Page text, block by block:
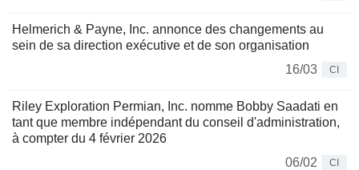
Helmerich & Payne, Inc. annonce des changements au
sein de sa direction exécutive et de son organisation
16/03
CI
Riley Exploration Permian, Inc. nomme Bobby Saadati en
tant que membre indépendant du conseil d'administration,
à compter du 4 février 2026
06/02
CI